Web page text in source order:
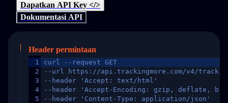
Dapatkan API Key </>
Dokumentasi API
Header permintaan
1
2
3
4
5
curl --request GET
--url https://api.trackingmore.com/v4/trackings/
--header 'Accept: text/html'
--header 'Accept-Encoding: gzip, deflate,
--header 'Content-Type: application/json'